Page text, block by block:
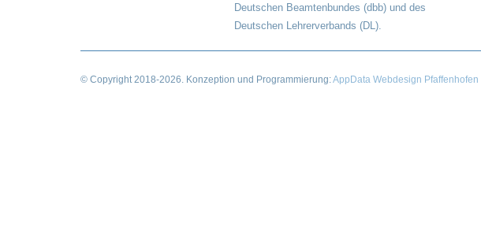
Deutschen Beamtenbundes (dbb) und des
Deutschen Lehrerverbands (DL).
© Copyright2018-2026. Konzeption und Programmierung:AppData Webdesign Pfaffenhofen